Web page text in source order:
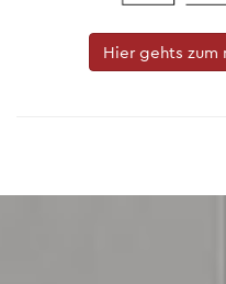
Hier gehts zum